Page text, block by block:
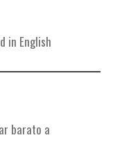
in English
barato a